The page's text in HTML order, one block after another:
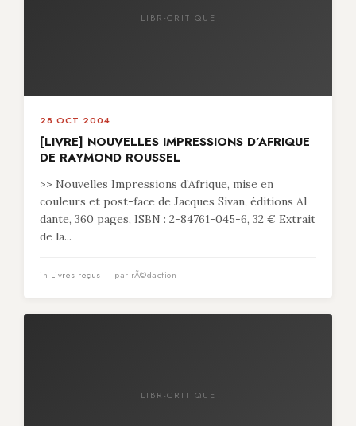
LIBR-CRITIQUE
28 OCT 2004
[LIVRE] NOUVELLES IMPRESSIONS D’AFRIQUE
DE RAYMOND ROUSSEL
>> Nouvelles Impressions d’Afrique, mise en
couleurs et post-face de Jacques Sivan, éditions Al
dante, 360 pages, ISBN : 2-84761-045-6, 32 € Extrait
de la...
in Livres reçus — par rÃ©daction
LIBR-CRITIQUE